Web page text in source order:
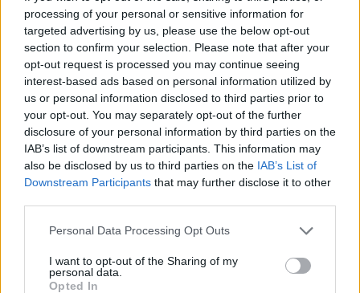
processing of your personal or sensitive information for
targeted advertising by us, please use the below opt-out
section to confirm your selection. Please note that after your
opt-out request is processed you may continue seeing
interest-based ads based on personal information utilized by
us or personal information disclosed to third parties prior to
your opt-out. You may separately opt-out of the further
disclosure of your personal information by third parties on the
IAB’s list of downstream participants. This information may
also be disclosed by us to third parties on the IAB’s List of
Downstream Participants that may further disclose it to other
Personal Data Processing Opt Outs
I want to opt-out of the Sharing of my
personal data.
Opted In
Ελληνικού μπάσκετ»